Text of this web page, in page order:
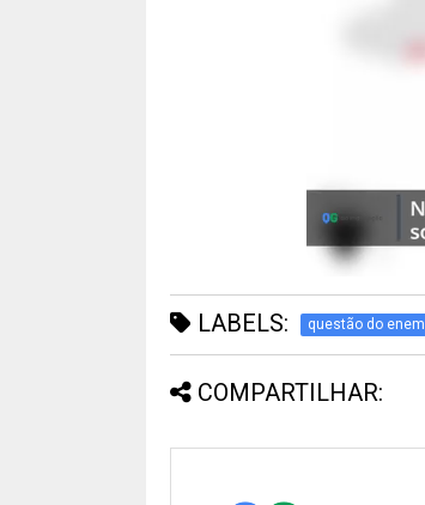
LABELS: questão do enem
COMPARTILHAR: